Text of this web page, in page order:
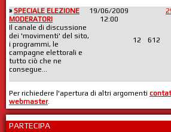
» SPECIALE ELEZIONE
MODERATORI
Il canale di discussione
dei 'movimenti' del sito,
i programmi, le
campagne elettorali e
tutto ciò che ne
consegue...
19/06/2009
12:00
12 612
Per richiedere l'apertura di altri argomenti
webmaster.
PARTECIPA